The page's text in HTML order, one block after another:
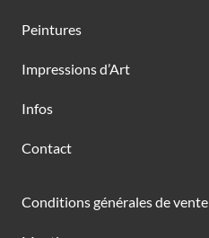
Peintures
Impressions d’Art
Infos
Contact
Conditions générales de vente